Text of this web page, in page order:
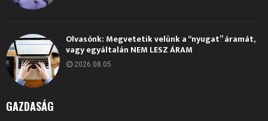
Olvasónk: Megvetetik velünk a “nyugat” áramát,
vagy egyáltalán NEM LESZ ÁRAM
2026.08.05.
GAZDASÁG